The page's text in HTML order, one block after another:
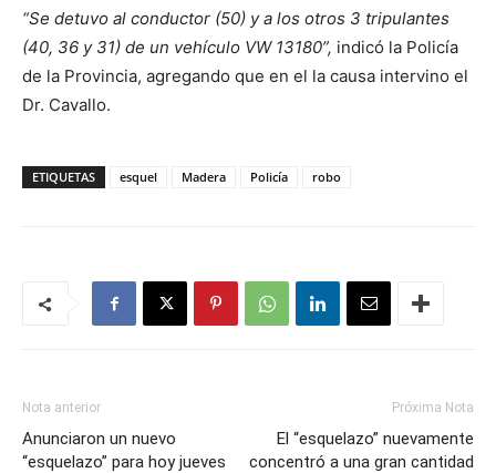
“Se detuvo al conductor (50) y a los otros 3 tripulantes
(40, 36 y 31) de un vehículo VW 13180”, indicó la Policía
de la Provincia, agregando que en el la causa intervino el
Dr. Cavallo.
ETIQUETAS esquel Madera Policía robo
Nota anterior
Anunciaron un nuevo
“esquelazo” para hoy jueves
Próxima Nota
El “esquelazo” nuevamente
concentró a una gran cantidad